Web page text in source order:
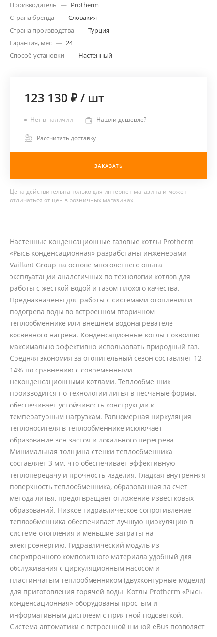
Производитель — Protherm
Страна бренда — Словакия
Страна производства — Турция
Гарантия, мес — 24
Способ установки — Настенный
123 130 ₽/ шт
Нет в наличии Нашли дешевле?
Рассчитать доставку
ЗАКАЗАТЬ
Цена действительна только для интернет-магазина и может
отличаться от цен в розничных магазинах
Настенные конденсационные газовые котлы Protherm
«Рысь конденсационная» разработаны инженерами
Vaillant Group на основе многолетнего опыта
эксплуатации аналогичных по технологии котлов для
работы с жесткой водой и газом плохого качества.
Предназначены для работы с системами отопления и
подогрева воды во встроенном вторичном
теплообменнике или внешнем водонагревателе
косвенного нагрева. Конденсационные котлы позволяют
максимально эффективно использовать природный газ.
Средняя экономия за отопительный сезон составляет 12-
14% по сравнению с современными
неконденсационными котлами. Теплообменник
производится по технологии литья в песчаные формы,
обеспечивает устойчивость конструкции к
температурным нагрузкам. Равномерная циркуляция
теплоносителя в теплообменнике исключает
образование зон застоя и локального перегрева.
Минимальная толщина стенки теплообменника
составляет 3 мм, что обеспечивает эффективную
теплопередачу и прочность изделия. Гладкая внутренняя
поверхность теплообменника, образованная за счет
метода литья, предотвращает отложение известковых
образований. Низкое гидравлическое сопротивление
теплообменника обеспечивает лучшую циркуляцию в
системе отопления и меньшие затраты на
электроэнергию. Гидравлический модуль из
сверхпрочного композитного материала удобный для
обслуживания с циркуляционным насосом и
пластинчатым теплообменником (двухконтурные модели)
для приготовления горячей воды. Котлы Protherm «Рысь
конденсационная» оборудованы простым и
информативным дисплеем с приятной подсветкой.
Система автоматики с встроенной шиной eBus позволяет